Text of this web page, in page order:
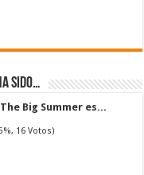
sido…
Big Summer es...
16 Votos)